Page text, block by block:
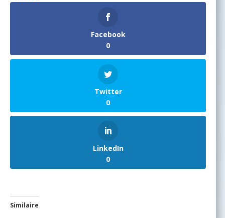
Facebook
0
Twitter
0
LinkedIn
0
Similaire